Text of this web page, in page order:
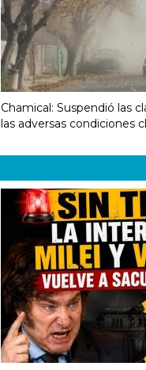
Chamical: Suspendió las
las adversas condiciones